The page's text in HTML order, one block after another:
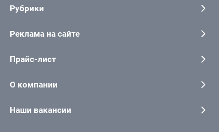
Рубрики
Реклама на сайте
Прайс-лист
О компании
Наши вакансии